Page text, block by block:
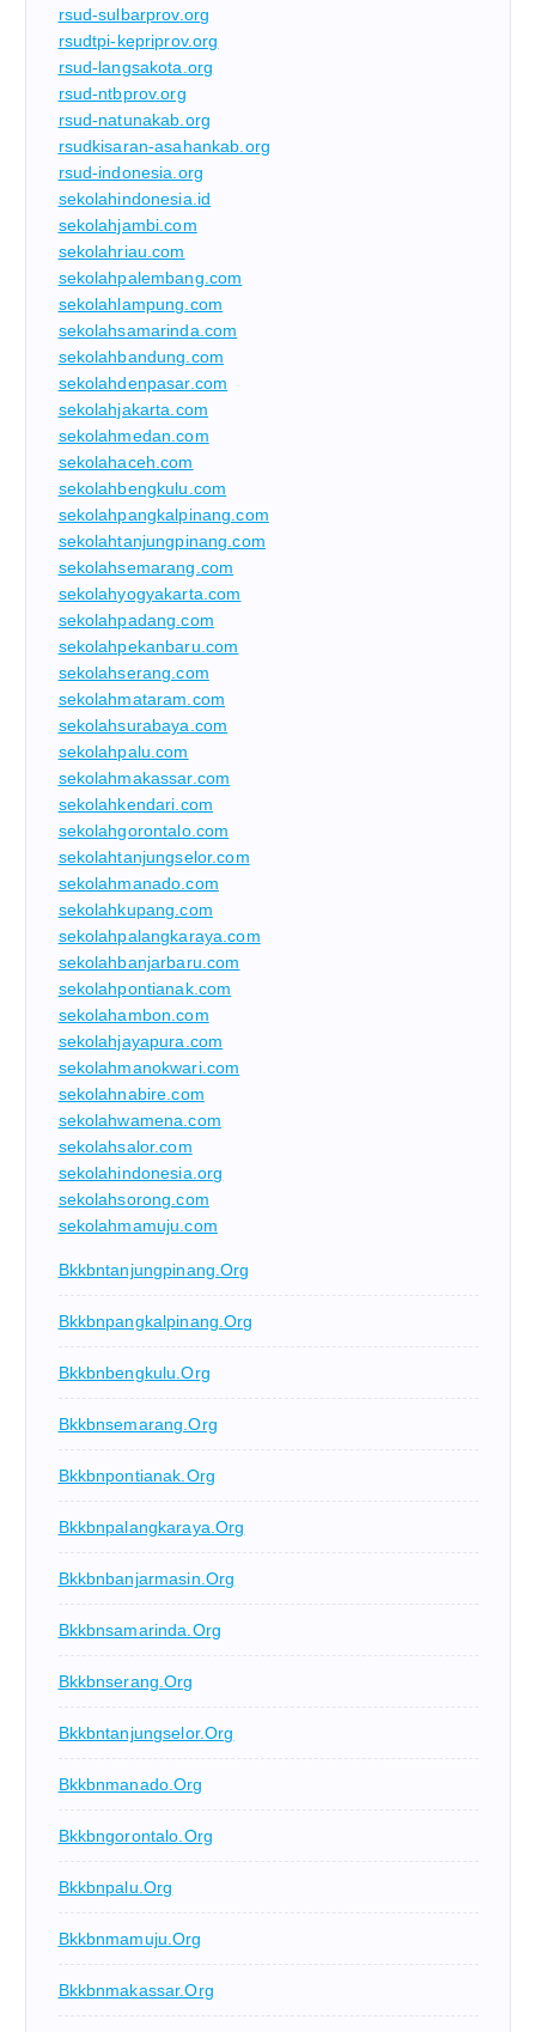
rsud-sulbarprov.org
rsudtpi-kepriprov.org
rsud-langsakota.org
rsud-ntbprov.org
rsud-natunakab.org
rsudkisaran-asahankab.org
rsud-indonesia.org
sekolahindonesia.id
sekolahjambi.com
sekolahriau.com
sekolahpalembang.com
sekolahlampung.com
sekolahsamarinda.com
sekolahbandung.com
sekolahdenpasar.com
sekolahjakarta.com
sekolahmedan.com
sekolahaceh.com
sekolahbengkulu.com
sekolahpangkalpinang.com
sekolahtanjungpinang.com
sekolahsemarang.com
sekolahyogyakarta.com
sekolahpadang.com
sekolahpekanbaru.com
sekolahserang.com
sekolahmataram.com
sekolahsurabaya.com
sekolahpalu.com
sekolahmakassar.com
sekolahkendari.com
sekolahgorontalo.com
sekolahtanjungselor.com
sekolahmanado.com
sekolahkupang.com
sekolahpalangkaraya.com
sekolahbanjarbaru.com
sekolahpontianak.com
sekolahambon.com
sekolahjayapura.com
sekolahmanokwari.com
sekolahnabire.com
sekolahwamena.com
sekolahsalor.com
sekolahindonesia.org
sekolahsorong.com
sekolahmamuju.com
Bkkbntanjungpinang.org
Bkkbnpangkalpinang.org
Bkkbnbengkulu.org
Bkkbnsemarang.org
Bkkbnpontianak.org
Bkkbnpalangkaraya.org
Bkkbnbanjarmasin.org
Bkkbnsamarinda.org
Bkkbnserang.org
Bkkbntanjungselor.org
Bkkbnmanado.org
Bkkbngorontalo.org
Bkkbnpalu.org
Bkkbnmamuju.org
Bkkbnmakassar.org